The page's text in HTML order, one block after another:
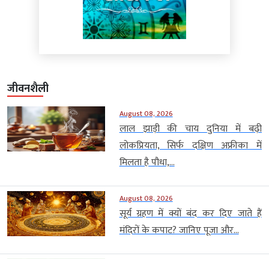
जीवनशैली
August 08, 2026
लाल झाड़ी की चाय दुनिया में बढ़ी
लोकप्रियता, सिर्फ दक्षिण अफ्रीका में
मिलता है पौधा,...
August 08, 2026
सूर्य ग्रहण में क्यों बंद कर दिए जाते हैं
मंदिरों के कपाट? जानिए पूजा और...